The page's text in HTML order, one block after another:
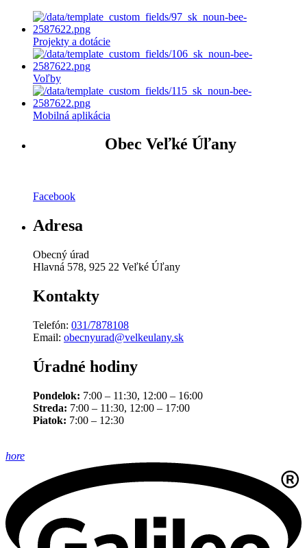
Projekty a dotácie
Voľby
Mobilná aplikácia
Obec Veľké Úľany
Facebook
Adresa
Obecný úrad
Hlavná 578, 925 22 Veľké Úľany
Kontakty
Telefón: 031/7878108
Email: obecnyurad@velkeulany.sk
Úradné hodiny
Pondelok: 7:00 – 11:30, 12:00 – 16:00
Streda: 7:00 – 11:30, 12:00 – 17:00
Piatok: 7:00 – 12:30
hore